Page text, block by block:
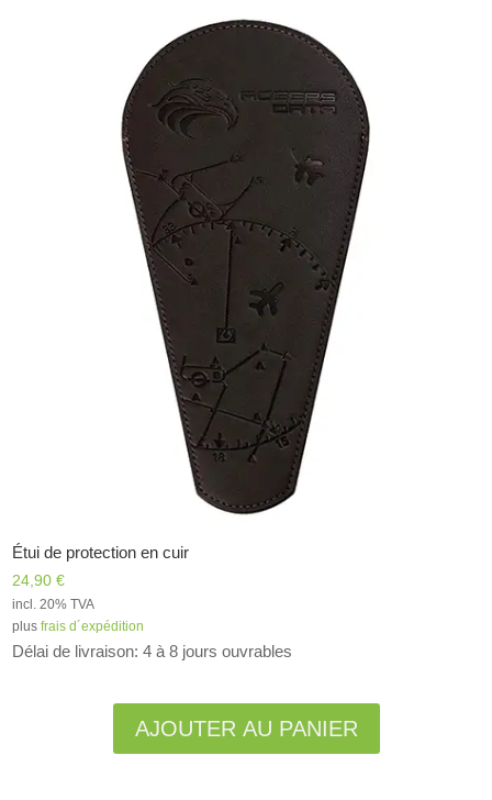
Étui de protection en cuir
24,90€
incl. 20% TVA
plusfrais d´expédition
Délai de livraison: 4 à 8 jours ouvrables
AJOUTER AU PANIER